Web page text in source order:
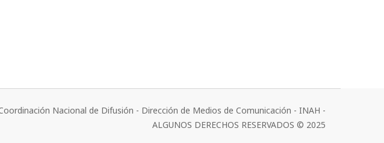
Nacional de Difusión - Dirección de Medios de Comunicación - INAH -
ALGUNOS DERECHOS RESERVADOS © 2025